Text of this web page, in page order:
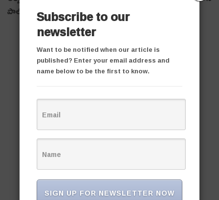
పాల్గొన్నారు.Subscribe to our
newsletter
Want to be notified when our article is
published? Enter your email address and
name below to be the first to know.
SIGN UP FOR NEWSLETTER NOW